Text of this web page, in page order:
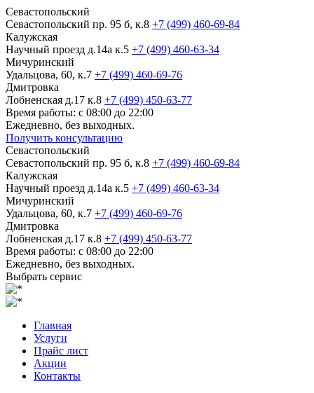
Севастопольский
Севастопольский пр. 95 б, к.8 +7 (499) 460-69-84
Калужская
Научный проезд д.14а к.5 +7 (499) 460-63-34
Мичуринский
Удальцова, 60, к.7 +7 (499) 460-69-76
Дмитровка
Лобненская д.17 к.8 +7 (499) 450-63-77
Время работы: с 08:00 до 22:00
Ежедневно, без выходных.
Получить консультацию
Севастопольский
Севастопольский пр. 95 б, к.8 +7 (499) 460-69-84
Калужская
Научный проезд д.14а к.5 +7 (499) 460-63-34
Мичуринский
Удальцова, 60, к.7 +7 (499) 460-69-76
Дмитровка
Лобненская д.17 к.8 +7 (499) 450-63-77
Время работы: с 08:00 до 22:00
Ежедневно, без выходных.
Выбрать сервис
Главная
Услуги
Прайс лист
Акции
Контакты